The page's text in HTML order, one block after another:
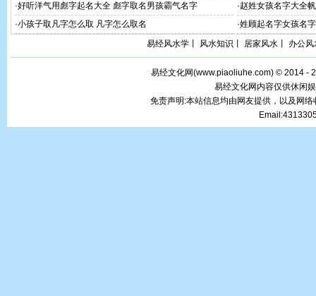
·好听洋气用彪字起名大全 彪字取名男孩霸气名字 ·赵姓女孩名字大全
·小孩子取凡字怎么取 凡字怎么取名 ·姓顾起名字女孩名
易经风水学
风水知识 居家风水 办公风
易经文化网(www.piaoliuhe.com) © 2014 -
易经文化网内容仅供休闲
免责声明:本站信息均由网友提供，以及网